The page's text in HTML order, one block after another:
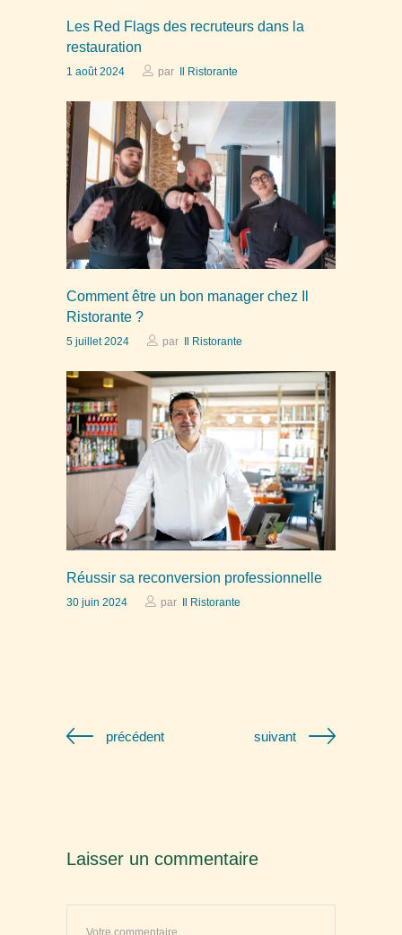
Les Red Flags des recruteurs dans la
restauration
1 août 2024 par Il Ristorante
Comment être un bon manager chez Il
Ristorante ?
5 juillet 2024 par Il Ristorante
Réussir sa reconversion professionnelle
30 juin 2024 par Il Ristorante
précédent suivant
Laisser un commentaire